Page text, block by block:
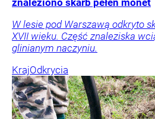
znaleziono skarb pełen monet
W lesie pod Warszawą odkryto
XVII wieku. Część znaleziska
glinianym naczyniu.
KrajOdkrycia